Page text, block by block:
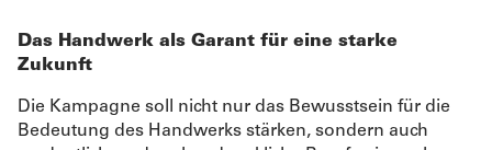
Das Handwerk als Garant für eine starke
Zukunft
Die Kampagne soll nicht nur das Bewusstsein für die
Bedeutung des Handwerks stärken, sondern auch